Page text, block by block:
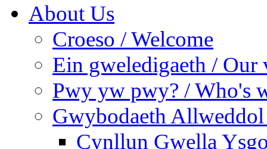
About Us
Croeso / Welcome
Ein gweledigaeth / Our
Pwy yw pwy? / Who's
Gwybodaeth
Cynllun Gwella